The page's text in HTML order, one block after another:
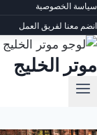
سياسة الخصوصية
انضم معنا لفريق العمل
موتر الخليج